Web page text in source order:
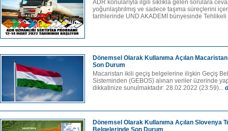
ADR konularıyla ilgili sıklıkla gelen sorulara
yoğunlaştırılmış ve sadece taşıma süreçlerini
tarihlerinde UND AKADEMİ bünyesinde
Dönemsel Olarak Kullanıma Açılan
Son Durum
Macaristan ikili geçiş belgelerine ilişkin Geçiş
Sisteminden (GEBOS) alınan veriler üzerinde
dikkatinize sunulmaktadır: 28.02.2022 (23:59)...
Dönemsel Olarak Kullanıma Açılan Slovenya
Belgelerinde Son Durum